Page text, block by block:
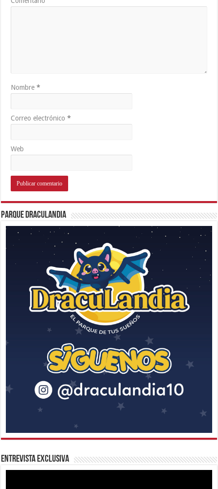
Nombre*
Correo electrónico*
Web
Parque Draculandia
Entrevista Exclusiva